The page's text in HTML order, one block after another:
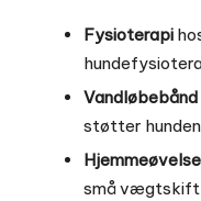
Fysioterapi
Vandløbebånd
støtter
små vægtskift